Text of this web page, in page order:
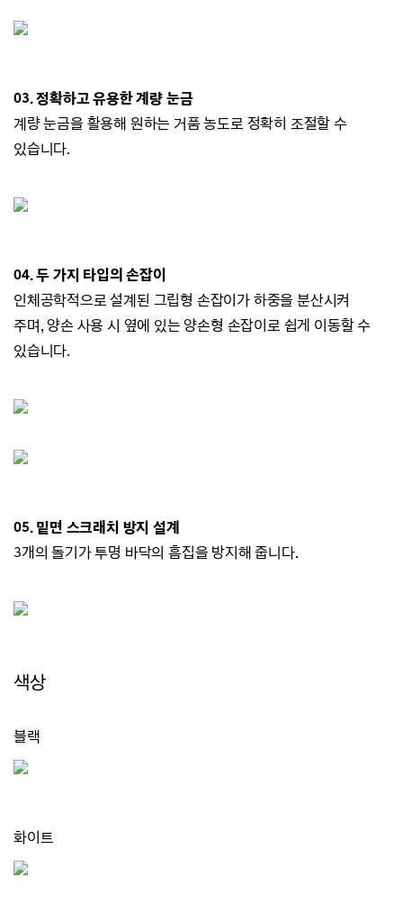
03. 정확하고 유용한 계량 눈금
계량 눈금을 활용해 원하는 거품 농도로 정확히 조절할 수
있습니다.
04. 두 가지 타입의 손잡이
인체공학적으로 설계된 그립형 손잡이가 하중을 분산시켜
주며,양손 사용 시 옆에 있는 양손형 손잡이로 쉽게 이동할 수
있습니다.
05. 밑면 스크래치 방지 설계
3개의 돌기가 투명 바닥의 흠집을 방지해 줍니다.
색상
블랙
화이트